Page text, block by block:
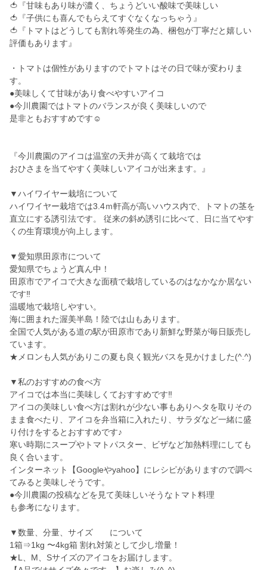
🍅『甘味もあり味が濃く、ちょうどいい酸味で美味しい
🍅『子供にも喜んでもらえてすぐなくなっちゃう』
🍅『トマトはどうしても割れ等発生の為、梱包が丁寧だと嬉しい
評価もあります』
・トマトは個性がありますのでトマトはその日で味が変わりま
す。
●美味しくて甘味があり食べやすいアイコ
●今川農園ではトマトのバランスが良く美味しいので
是非ともおすすめです☺️
『今川農園のアイコは温室の天井が高くて栽培では
おひさまを当てやすく美味しいアイコが出来ます。』
▼ハイワイヤー栽培について
ハイワイヤー栽培では3.4ｍ軒高が高いハウス内で、トマトの茎を
直立にする誘引法です。 従来の斜め誘引に比べて、日に当てやす
くの生育環境が向上します。
▼愛知県田原市について
愛知県でちょうど真ん中！
田原市でアイコで大きな面積で栽培しているのはなかなか居ない
です‼︎
温暖地で栽培しやすい。
海に囲まれた渥美半島！陸では山もあります。
全国で人気がある道の駅が田原市であり新鮮な野菜が毎日販売し
ています。
★メロンも人気がありこの夏も良く観光バスを見かけました(^.^)
▼私のおすすめの食べ方
アイコでは本当に美味しくておすすめです‼︎
アイコの美味しい食べ方は割れが少ない事もありヘタを取りその
まま食べたり、アイコを弁当箱に入れたり、サラダなど一緒に盛
り付けをするとおすすめです♪
寒い時期にスープやトマトパスター、ビザなど加熱料理にしても
良く合います。
インターネット【Googleやyahoo】にレシピがありますので調べ
てみると美味しそうです。
●今川農園の投稿などを見て美味しいそうなトマト料理
も参考になります。
▼数量、分量、サイズ について
1箱⇒1kg 〜4kg箱 割れ対策として少し増量！
★L、M、Sサイズのアイコをお届けします。